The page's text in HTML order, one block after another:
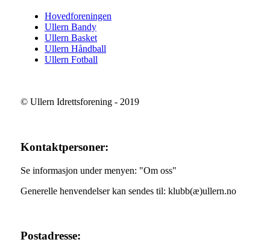
Hovedforeningen
Ullern Bandy
Ullern Basket
Ullern Håndball
Ullern Fotball
© Ullern Idrettsforening - 2019
Kontaktpersoner:
Se informasjon under menyen: "Om oss"
Generelle henvendelser kan sendes til: klubb(æ)ullern.no
Postadresse: